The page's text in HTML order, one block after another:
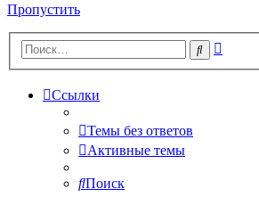
Пропустить
Поиск
Ссылки
Темы без ответов
Активные темы
Поиск